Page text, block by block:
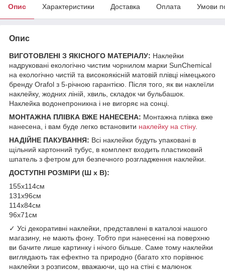
Опис Характеристики Доставка Оплата Умови
Опис
ВИГОТОВЛЕНІ З ЯКІСНОГО МАТЕРІАЛУ: Наклейки
надруковані екологічно чистим чорнилом марки SunChemical
на екологічно чистій та високоякісній матовій плівці німецького
бренду Orafol з 5-річною гарантією. Після того, як ви наклеїли
наклейку, жодних ліній, хвиль, складок чи бульбашок.
Наклейка водонепроникна і не вигоряє на сонці.
МОНТАЖНА ПЛІВКА ВЖЕ НАНЕСЕНА: Монтажна плівка вже
нанесена, і вам буде легко встановити наклейку на стіну.
НАДІЙНЕ ПАКУВАННЯ: Всі наклейки будуть упаковані в
щільний картонний тубус, в комплект входить пластиковий
шпатель з фетром для безпечного розгладження наклейки.
ДОСТУПНІ РОЗМІРИ (Ш х В):
155х114см
131х96см
114х84см
96х71см
✓ Усі декоративні наклейки, представлені в каталозі нашого
магазину, не мають фону. Тобто при нанесенні на поверхню
ви бачите лише картинку і нічого більше. Саме тому наклейки
виглядають так ефектно та природно (багато хто порівнює
наклейки з розписом, вважаючи, що на стіні є малюнок